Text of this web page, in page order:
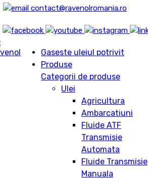
contact@ravenolromania.ro
Gaseste uleiul potrivit
Produse
Categorii de produse
Ulei
Agricultura
Ambarcatiuni
Fluide ATF
Transmisie
Automata
Fluide Transmisie
Manuala